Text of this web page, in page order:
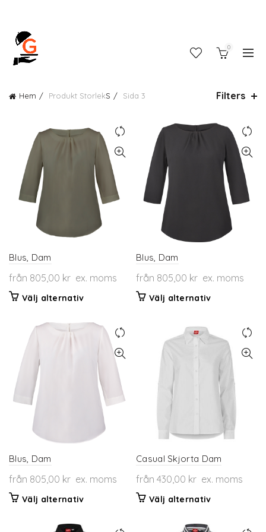
0
Hem Produkt StorlekS Sida 3 Filters
Blus, Dam
från 805,00 kr ex. moms
Välj alternativDen
produkten
flera
varianter.
olika
alternativen
väljas
på
Blus, Dam
från 805,00 kr ex. moms
Välj alternativDen
har
varianter.
De
olika
kan
på
Blus, Dam
från 805,00 kr ex. moms
Välj alternativDen
Casual Skjorta Dam
från 430,00 kr ex. moms
Välj alternativDen